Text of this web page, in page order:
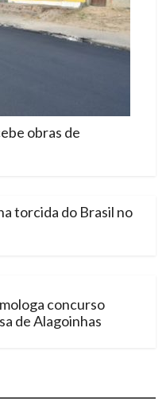
obras de
torcida do Brasil no
concurso
de Alagoinhas